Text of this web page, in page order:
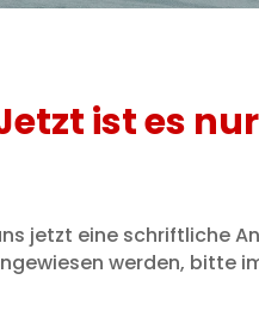
ist es
jetzt eine schriftliche
werden, bitte